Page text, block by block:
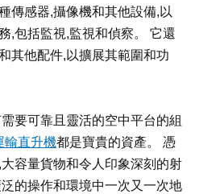
傳感器,攝像機和其他設備,以
,包括監視,監視和偵察。 它還
其他配件,以擴展其範圍和功
要可靠且靈活的空中平台的組
輸直升機都是寶貴的資產。 憑
容量貨物和令人印象深刻的射
的操作和環境中一次又一次地